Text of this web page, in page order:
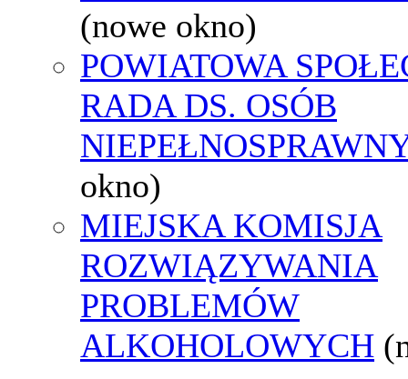
(nowe okno)
POWIATOWA
RADA DS. OSÓB
okno)
MIEJSKA KOMISJA
ROZWIĄZYWANIA
PROBLEMÓW
ALKOHOLOWYCH